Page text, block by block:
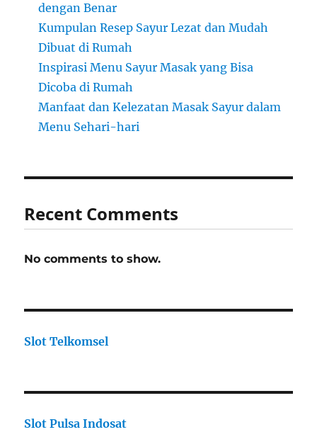
dengan Benar
Kumpulan Resep Sayur Lezat dan Mudah
Dibuat di Rumah
Inspirasi Menu Sayur Masak yang Bisa
Dicoba di Rumah
Manfaat dan Kelezatan Masak Sayur dalam
Menu Sehari-hari
Recent Comments
No comments to show.
Slot Telkomsel
Slot Pulsa Indosat